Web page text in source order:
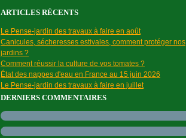
ARTICLES RÉCENTS
Le Pense-jardin des travaux à faire en août
Canicules, sécheresses estivales, comment protéger nos
jardins ?
Comment réussir la culture de vos tomates ?
État des nappes d'eau en France au 15 juin 2026
Le Pense-jardin des travaux à faire en juillet
DERNIERS COMMENTAIRES